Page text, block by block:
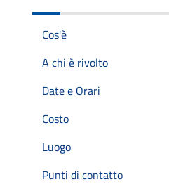
Cos'è
A chi è rivolto
Date e Orari
Costo
Luogo
Punti di contatto